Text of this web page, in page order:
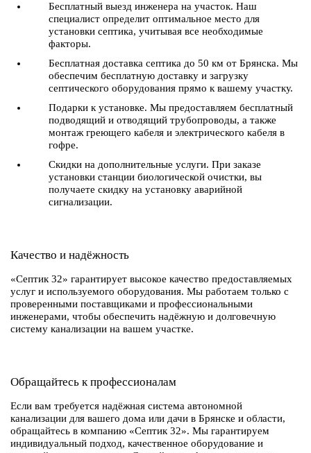
Бесплатный выезд инженера на участок. Наш
специалист определит оптимальное место для
установки септика, учитывая все необходимые
факторы.
Бесплатная доставка септика до 50 км от Брянска. Мы
обеспечим бесплатную доставку и загрузку
септического оборудования прямо к вашему участку.
Подарки к установке. Мы предоставляем бесплатный
подводящий и отводящий трубопроводы, а также
монтаж греющего кабеля и электрического кабеля в
гофре.
Скидки на дополнительные услуги. При заказе
установки станции биологической очистки, вы
получаете скидку на установку аварийной
сигнализации.
Качество и надёжность
«Септик 32» гарантирует высокое качество предоставляемых
услуг и используемого оборудования. Мы работаем только с
проверенными поставщиками и профессиональными
инженерами, чтобы обеспечить надёжную и долговечную
систему канализации на вашем участке.
Обращайтесь к профессионалам
Если вам требуется надёжная система автономной
канализации для вашего дома или дачи в Брянске и области,
обращайтесь в компанию «Септик 32». Мы гарантируем
индивидуальный подход, качественное оборудование и